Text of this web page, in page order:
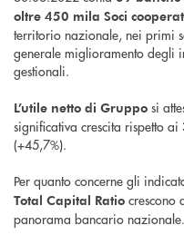
oltre 450 mila Soci
territorio nazionale, nei primi
generale miglioramento degli
gestionali.
L’utile netto di Gruppo si
significativa crescita rispetto
(+45,7%).
Per quanto concerne gli
Total Capital Ratio crescono
panorama bancario nazionale.